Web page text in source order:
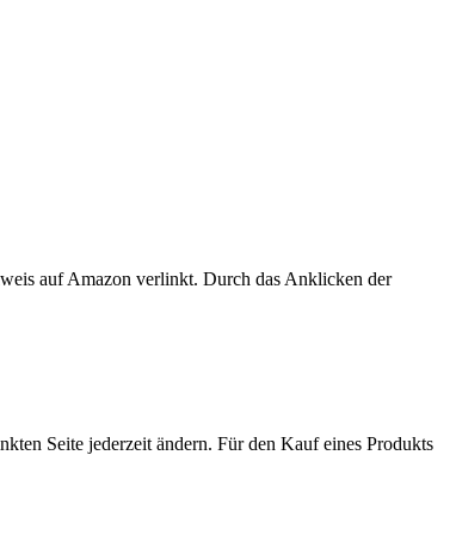
auf Amazon verlinkt. Durch das Anklicken der
Seite jederzeit ändern. Für den Kauf eines Produkts